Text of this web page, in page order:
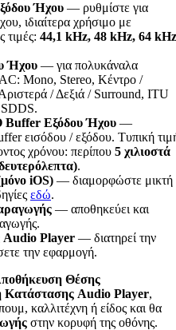
Ήχου — ρυθμίστε για
ιδιαίτερα χρήσιμο με
τιμές: 44,1 kHz, 48 kHz, 64
Ήχου — για πολυκάναλα
Mono, Stereo, Κέντρο /
/ Δεξιά / Surround, ITU
Buffer Εξόδου Ήχου —
εισόδου / εξόδου. Τυπική
χρόνου: περίπου 5 χιλιοστά
.
iOS) — διαμορφώστε μικτή
εδώ.
— αποθηκεύει και
Audio Player — διατηρεί την
την εφαρμογή.
Θέσης
Κατάστασης Audio Player,
καλλιτέχνη ή είδος και θα
στην κορυφή της οθόνης.